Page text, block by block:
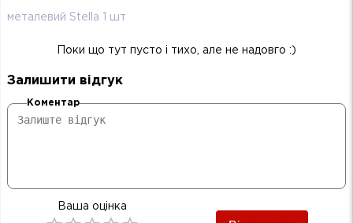
металевий Stella 1 шт
Поки що тут пусто і тихо, але не надовго :)
Залишити відгук
Коментар
Ваша оцінка